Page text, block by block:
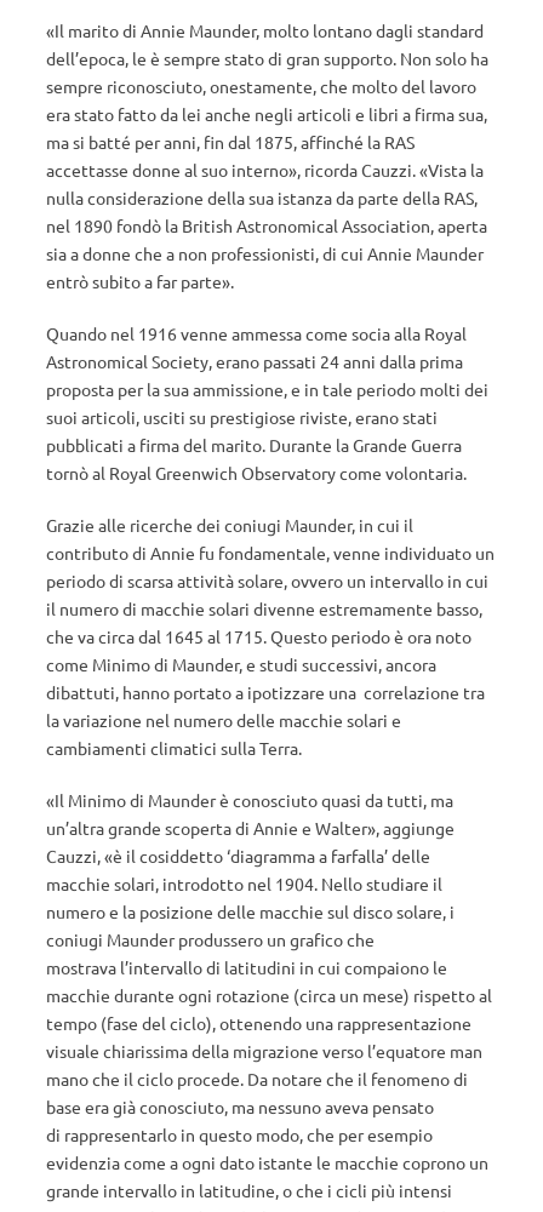
«Il marito di Annie Maunder, molto lontano dagli standard
dell’epoca, le è sempre stato di gran supporto. Non solo ha
sempre riconosciuto, onestamente, che molto del lavoro
era stato fatto da lei anche negli articoli e libri a firma sua,
ma si batté per anni, fin dal 1875, affinché la RAS
accettasse donne al suo interno», ricorda Cauzzi. «Vista la
nulla considerazione della sua istanza da parte della RAS,
nel 1890 fondò la British Astronomical Association, aperta
sia a donne che a non professionisti, di cui Annie Maunder
entrò subito a far parte».
Quando nel 1916 venne ammessa come socia alla Royal
Astronomical Society, erano passati 24 anni dalla prima
proposta per la sua ammissione, e in tale periodo molti dei
suoi articoli, usciti su prestigiose riviste, erano stati
pubblicati a firma del marito. Durante la Grande Guerra
tornò al Royal Greenwich Observatory come volontaria.
Grazie alle ricerche dei coniugi Maunder, in cui il
contributo di Annie fu fondamentale, venne individuato un
periodo di scarsa attività solare, ovvero un intervallo in cui
il numero di macchie solari divenne estremamente basso,
che va circa dal 1645 al 1715. Questo periodo è ora noto
come Minimo di Maunder, e studi successivi, ancora
dibattuti, hanno portato a ipotizzare una correlazione tra
la variazione nel numero delle macchie solari e
cambiamenti climatici sulla Terra.
«Il Minimo di Maunder è conosciuto quasi da tutti, ma
un’altra grande scoperta di Annie e Walter», aggiunge
Cauzzi, «è il cosiddetto ‘diagramma a farfalla’ delle
macchie solari, introdotto nel 1904. Nello studiare il
numero e la posizione delle macchie sul disco solare, i
coniugi Maunder produssero un grafico che
mostrava l’intervallo di latitudini in cui compaiono le
macchie durante ogni rotazione (circa un mese) rispetto al
tempo (fase del ciclo), ottenendo una rappresentazione
visuale chiarissima della migrazione verso l’equatore man
mano che il ciclo procede. Da notare che il fenomeno di
base era già conosciuto, ma nessuno aveva pensato
di rappresentarlo in questo modo, che per esempio
evidenzia come a ogni dato istante le macchie coprono un
grande intervallo in latitudine, o che i cicli più intensi